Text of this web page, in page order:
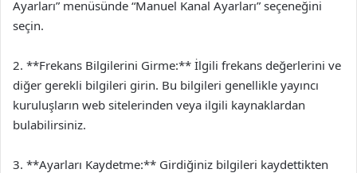
Ayarları” menüsünde “Manuel Kanal Ayarları” seçeneğini
seçin.
2. **Frekans Bilgilerini Girme:** İlgili frekans değerlerini ve
diğer gerekli bilgileri girin. Bu bilgileri genellikle yayıncı
kuruluşların web sitelerinden veya ilgili kaynaklardan
bulabilirsiniz.
3. **Ayarları Kaydetme:** Girdiğiniz bilgileri kaydettikten